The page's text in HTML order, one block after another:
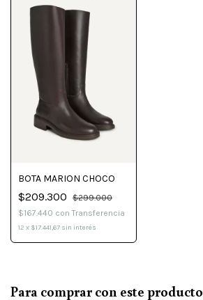
BOTA MARION CHOCO
$209.300
$299.000
$167.440 con Transferencia
12 x $17.441,67 sin interés
Para comprar con este producto